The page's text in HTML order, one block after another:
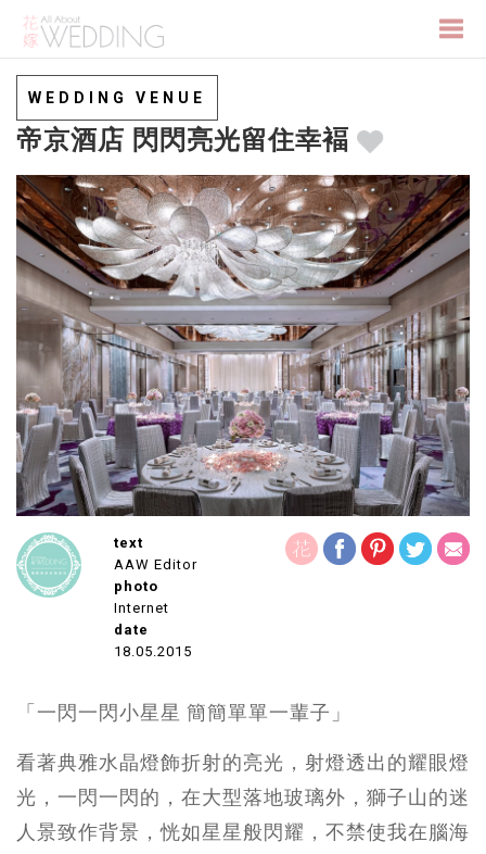
WEDDING VENUE
帝京酒店 閃閃亮光留住幸褔
text
AAW Editor
photo
Internet
date
18.05.2015
「一閃一閃小星星 簡簡單單一輩子」
看著典雅水晶燈飾折射的亮光，射燈透出的耀眼燈
光，一閃一閃的，在大型落地玻璃外，獅子山的迷
人景致作背景，恍如星星般閃耀，不禁使我在腦海